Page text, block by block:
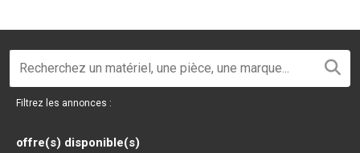
Filtrez les annonces :
offre(s) disponible(s)